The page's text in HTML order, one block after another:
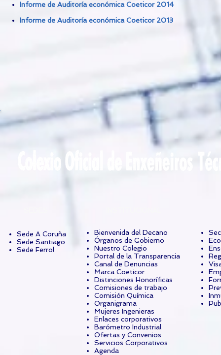
Informe de Auditoría económica Coeticor 2014
Informe de Auditoría económica Coeticor 2013
Sede A Coruña
Sede Santiago
Sede Ferrol
Bienvenida del Decano
Órganos de Gobierno
Nuestro Colegio
Portal de la Transparencia
Canal de Denuncias
Marca Coeticor
Distinciones Honoríficas
Comisiones de trabajo
Comisión Química
Organigrama
Mujeres Ingenieras
Enlaces corporativos
Barómetro Industrial
Ofertas y Convenios
Servicios Corporativos
Agenda